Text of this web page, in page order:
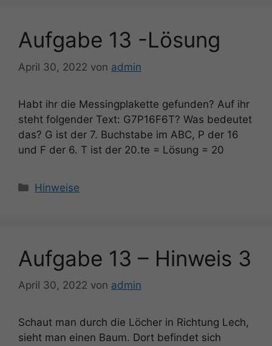
Aufgabe 13 -Lösung
April 30, 2022 von admin
Habt ihr die Messingplakette gefunden? Auf ihr
steht folgender Text: G7P16F6T? Was bedeutet
das? G ist der 7. Buchstabe im ABC, P der 16
und F der 6. T ist der 20.te = Lösung = 20
Kategorien
Hinweise
Aufgabe 13 – Hinweis 3
April 30, 2022 von admin
Schaut man durch die Löcher in Richtung Lech,
sieht man einen Baum. Dort befindet sich